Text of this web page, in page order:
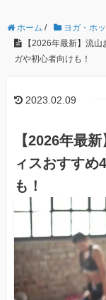
ホーム / ヨガ・ホ
【2026年最新】流
ガや初心者向けも！
2023.02.09
【2026年最
ィスおすすめ
も！